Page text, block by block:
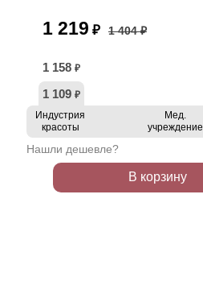
1 219 ₽ 1 404 ₽
1 158 ₽
1 109 ₽
Индустрия
красоты
Мед.
учреждение
Нашли дешевле?
В корзину